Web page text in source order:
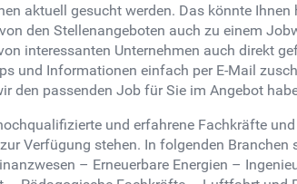
aktuell gesucht werden. Das könnte
den Stellenangeboten auch zu einem
interessanten Unternehmen auch direkt
und Informationen einfach per E-Mail
den passenden Job für Sie im Angebot
und erfahrene Fachkräfte
Verfügung stehen. In folgenden
– Erneuerbare Energien –